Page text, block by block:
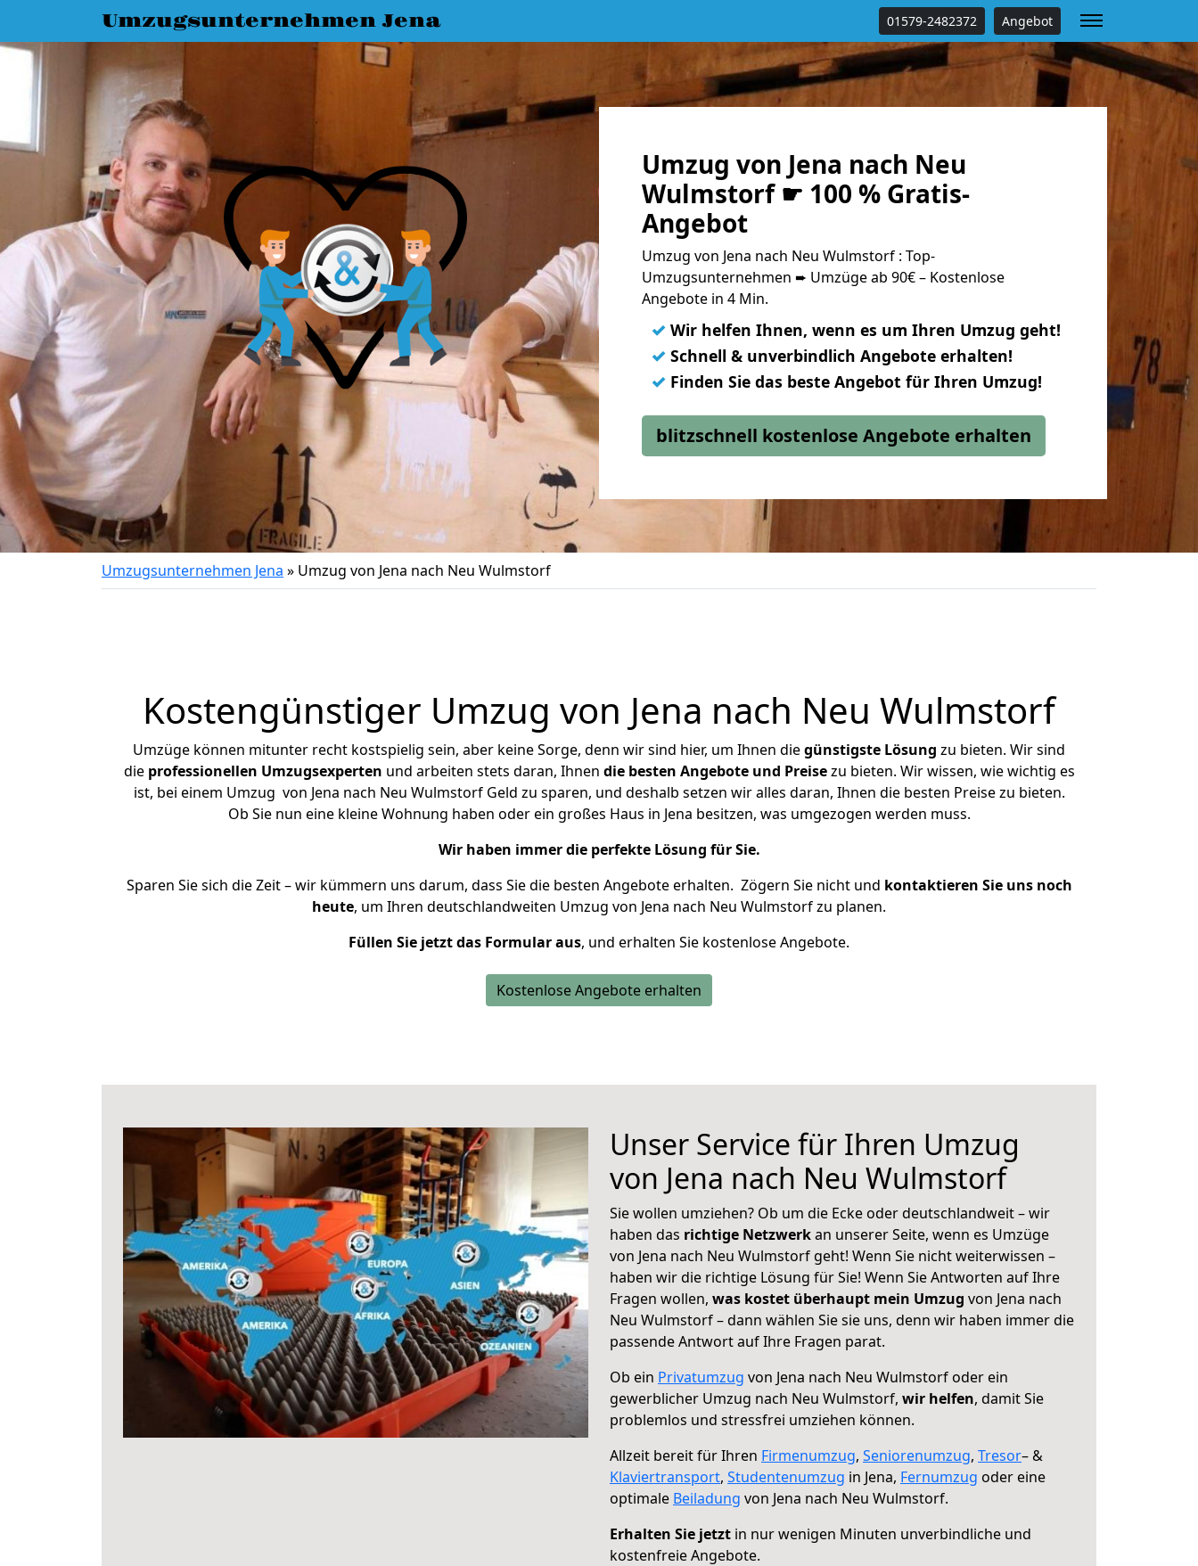
Umzugsunternehmen Jena 01579-2482372 Angebot
Umzug von Jena nach Neu
Wulmstorf ☛ 100 % Gratis-
Angebot
Umzug von Jena nach Neu Wulmstorf : Top-
Umzugsunternehmen ➨ Umzüge ab 90€ – Kostenlose
Angebote in 4 Min.
✓ Wir helfen Ihnen, wenn es um Ihren Umzug geht!
✓ Schnell & unverbindlich Angebote erhalten!
✓ Finden Sie das beste Angebot für Ihren Umzug!
blitzschnell kostenlose Angebote erhalten
Umzugsunternehmen Jena » Umzug von Jena nach Neu Wulmstorf
Kostengünstiger Umzug von Jena nach Neu Wulmstorf
Umzüge können mitunter recht kostspielig sein, aber keine Sorge, denn wir sind hier, um Ihnen diegünstigste Lösung zu bieten. Wir sind
die professionellen Umzugsexperten und arbeiten stets daran, Ihnen die besten Angebote und Preisezu bieten. Wir wissen, wie wichtig es
ist, bei einem Umzug von Jena nach Neu Wulmstorf Geld zu sparen, und deshalb setzen wir alles daran, Ihnen die besten Preise zu bieten.
Ob Sie nun eine kleine Wohnung haben oder ein großes Haus in Jena besitzen, was umgezogen werden muss.
Wir haben immer die perfekte Lösung für Sie.
Sparen Sie sich die Zeit – wir kümmern uns darum, dass Sie die besten Angebote erhalten. Zögern Sie nicht und kontaktieren Sie uns noch
heute, um Ihren deutschlandweiten Umzug von Jena nach Neu Wulmstorf zu planen.
Füllen Sie jetzt das Formular aus, und erhalten Sie kostenlose Angebote.
Kostenlose Angebote erhalten
Unser Service für Ihren Umzug
von Jena nach Neu Wulmstorf
Sie wollen umziehen? Ob um die Ecke oder deutschlandweit – wir
haben das richtige Netzwerkan unserer Seite, wenn es Umzüge
von Jena nach Neu Wulmstorf geht! Wenn Sie nicht weiterwissen –
haben wir die richtige Lösung für Sie! Wenn Sie Antworten auf Ihre
Fragen wollen, was kostet überhaupt mein Umzug von Jena nach
Neu Wulmstorf – dann wählen Sie sie uns, denn wir haben immer die
passende Antwort auf Ihre Fragen parat.
Ob ein Privatumzug von Jena nach Neu Wulmstorf oder ein
gewerblicher Umzug nach Neu Wulmstorf, wir helfen, damit Sie
problemlos und stressfrei umziehen können.
Allzeit bereit für Ihren Firmenumzug, Seniorenumzug, Tresor– &
Klaviertransport, Studentenumzug in Jena, Fernumzug oder eine
optimale Beiladung von Jena nach Neu Wulmstorf.
Erhalten Sie jetzt in nur wenigen Minuten unverbindliche und
kostenfreie Angebote.